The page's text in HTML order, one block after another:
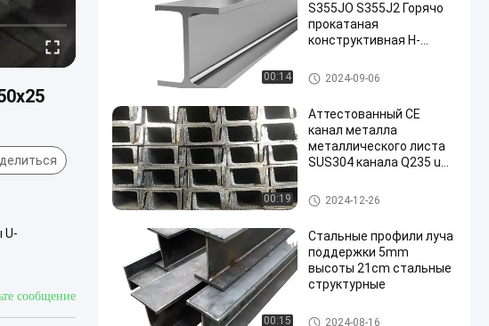
U-
сообщение
00:14
S355JO S355J2 Горячо
прокатаная
конструктивная H-
Стальные профили
2024-09-06
00:19
Аттестованный CE
канал металла
металлического листа
SUS304 канала Q235 u
Стальные профили
2024-12-26
00:15
Стальные профили луча
поддержки 5mm
высоты 21cm стальные
структурные
Стальные профили
2024-08-16